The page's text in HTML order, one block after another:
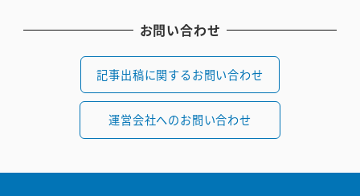
お問い合わせ
記事出稿に関するお問い合わせ
運営会社へのお問い合わせ